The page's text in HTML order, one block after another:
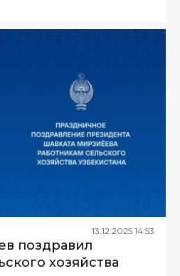
13.12.2025 14:53
поздравил
хозяйства